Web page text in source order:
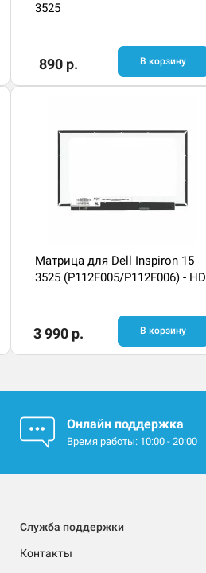
3525
890 р. В корзину
Матрица для Dell Inspiron 15
3525 (P112F005/P112F006) - HD
3 990 р. В корзину
Онлайн поддержка
Время работы: 10:00 - 20:00
Служба поддержки
Контакты